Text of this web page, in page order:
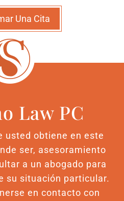
Una Cita
Law PC
usted obtiene en este
ser, asesoramiento
a un abogado para
su situación particular.
en contacto con